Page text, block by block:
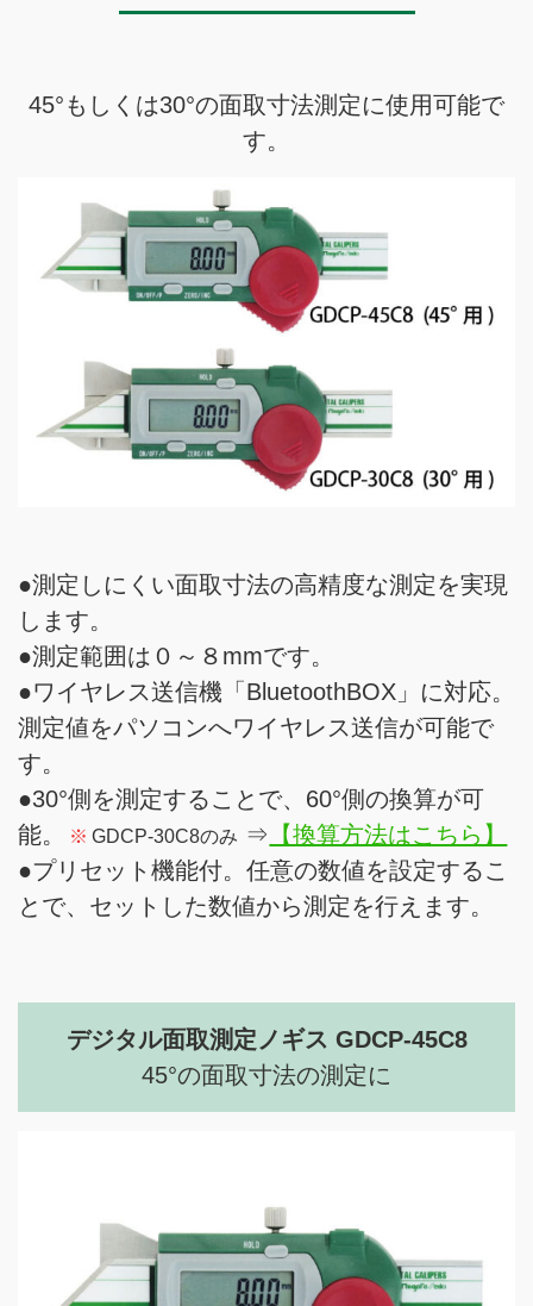
45°もしくは30°の面取寸法測定に使用可能で
す。
●測定しにくい面取寸法の高精度な測定を実現
します。
●測定範囲は０～８mmです。
●ワイヤレス送信機「BluetoothBOX」に対応。
測定値をパソコンへワイヤレス送信が可能で
す。
●30°側を測定することで、60°側の換算が可
能。
※ GDCP-30C8のみ ⇒
【換算方法はこちら】
●プリセット機能付。任意の数値を設定するこ
とで、セットした数値から測定を行えます。
デジタル面取測定ノギス GDCP-45C8
45°の面取寸法の測定に